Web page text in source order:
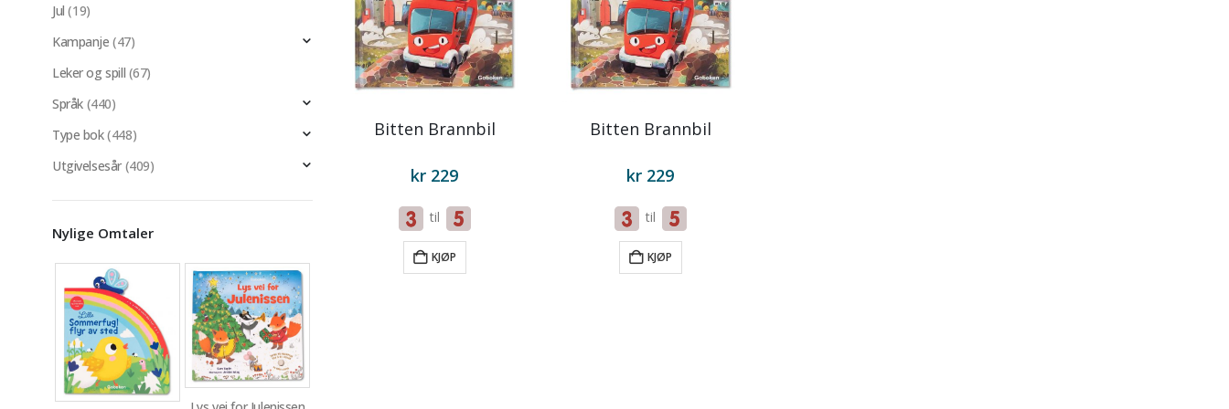
Bitten Brannbil
kr 229
til
KJØP
Bitten Brannbil
kr 229
til
KJØP
Jul (19)
Kampanje (47)
Leker og spill (67)
Språk (440)
Type bok(448)
Utgivelsesår (409)
Nylige Omtaler